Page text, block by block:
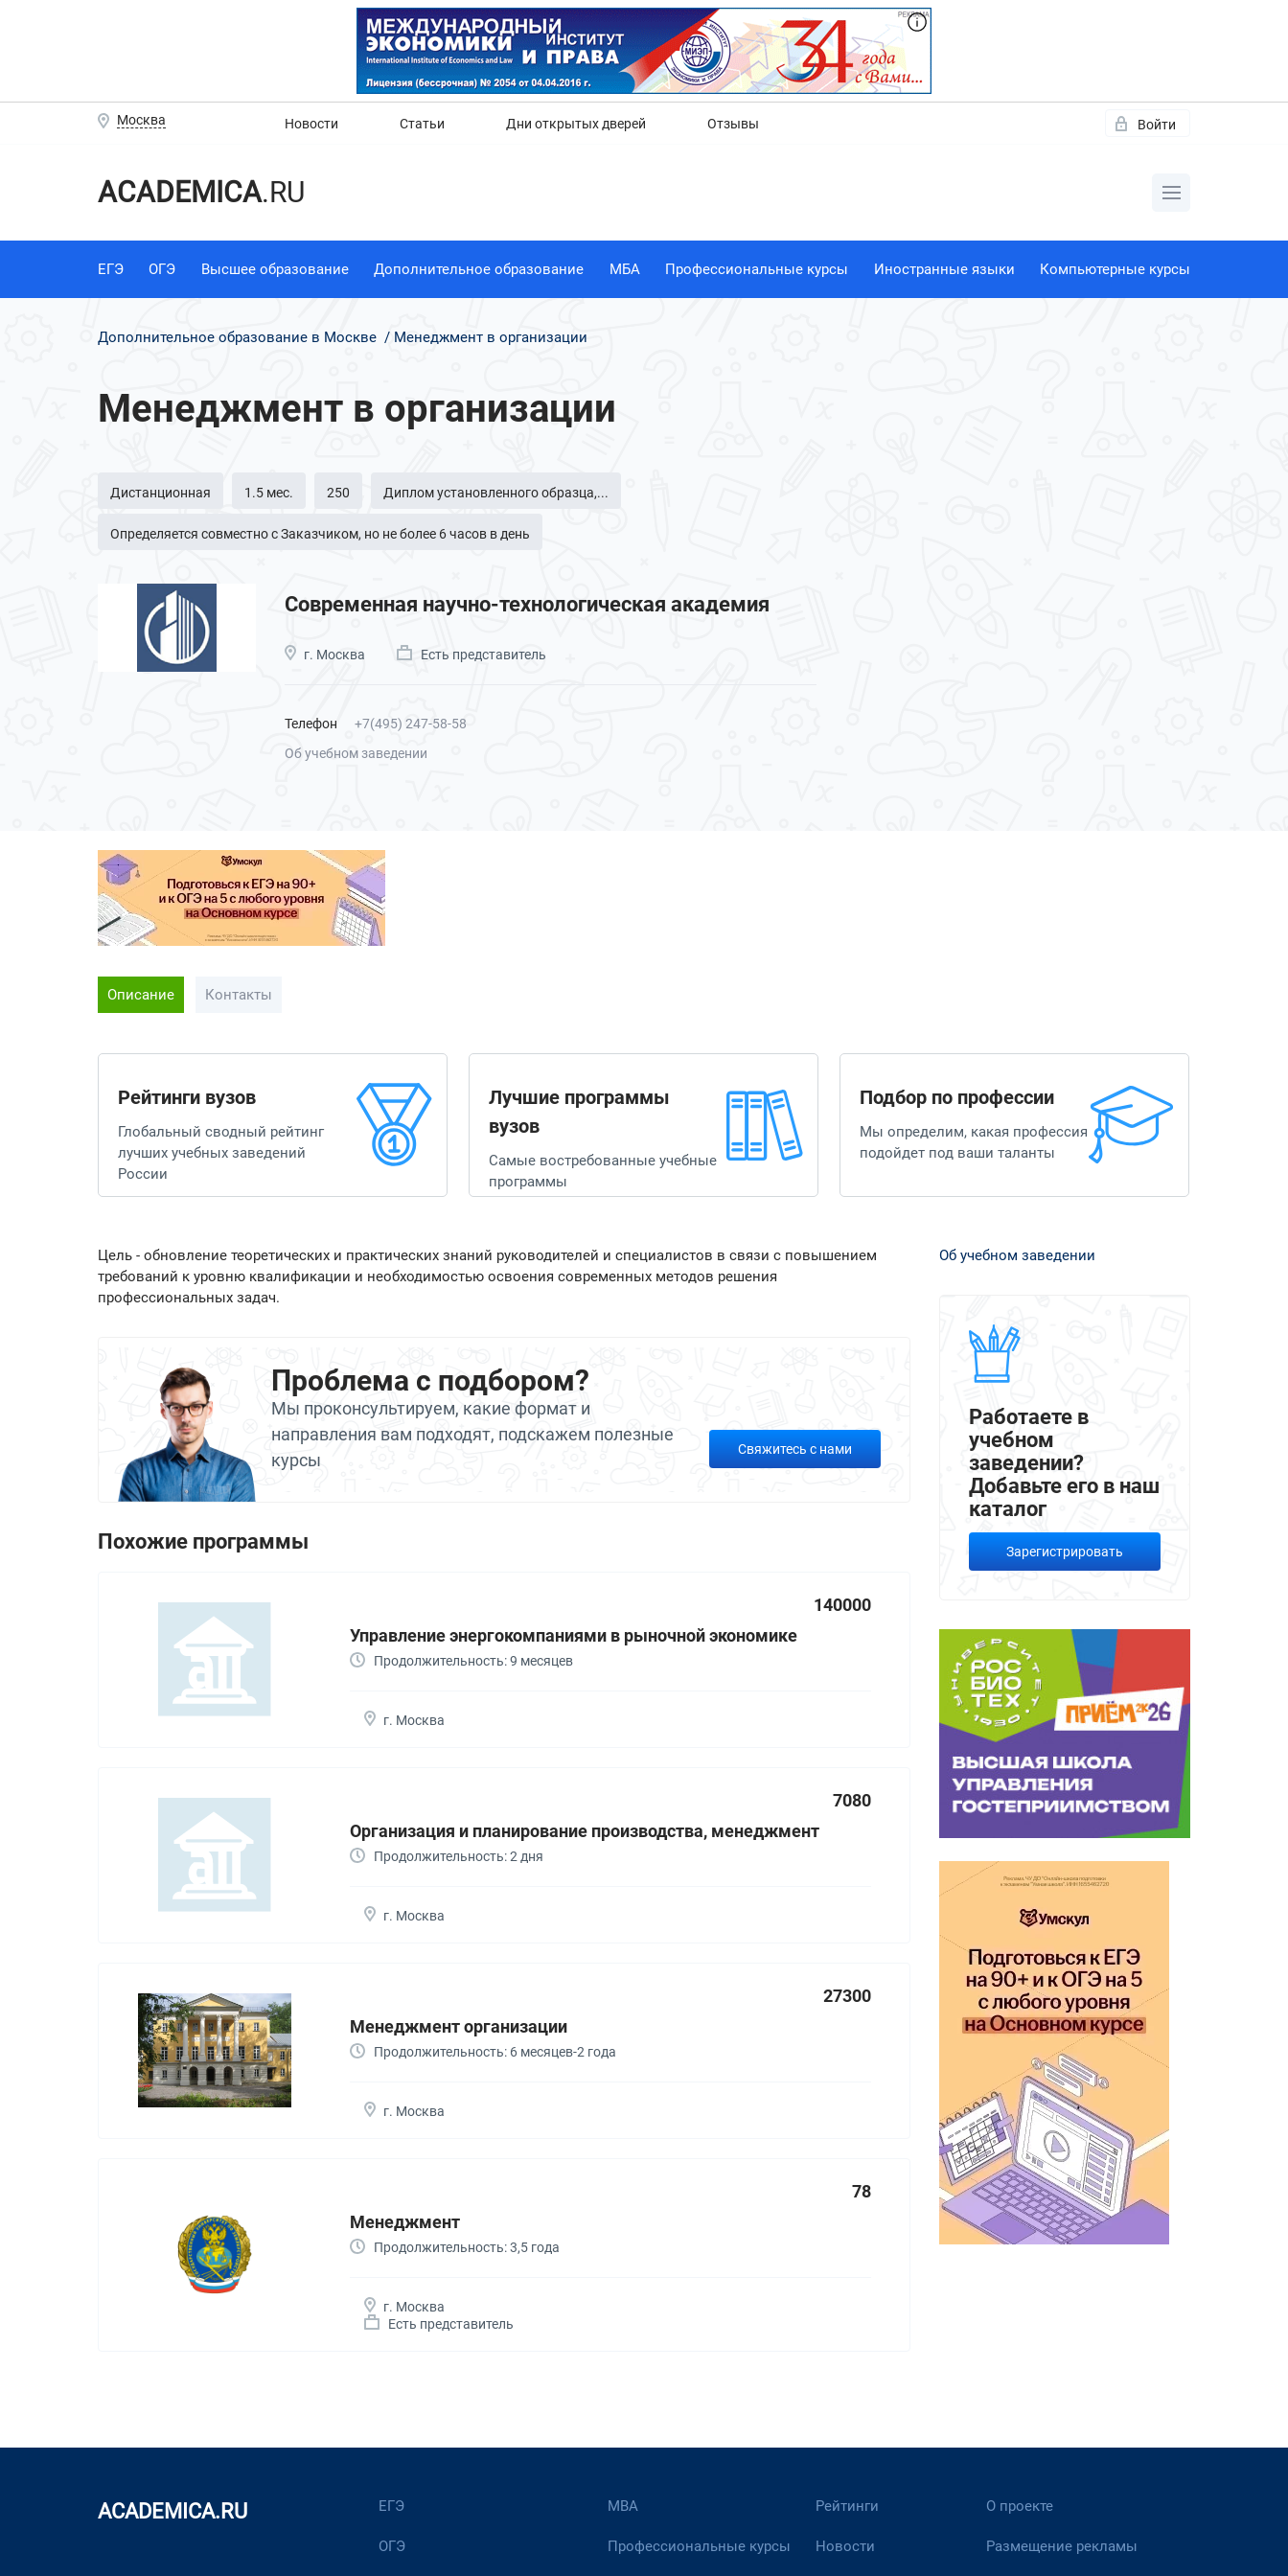
Москва Новости Статьи Дни открытых дверей Отзывы Войти
ACADEMICA.RU
ЕГЭ ОГЭ Высшее образование Дополнительное образование МБА Профессиональные курсы Иностранные языки Компьютерные курсы
Дополнительное образование в Москве Менеджмент в организации
Менеджмент в организации
Дистанционная 1.5 мес. 250 Диплом установленного образца,...
Определяется совместно с Заказчиком, но не более 6 часов в день
Современная научно-технологическая академия
г. Москва Есть представитель
Телефон
+7(495) 247-58-58
Об учебном заведении
Описание Контакты
Рейтинги вузов
Глобальный сводный рейтинг
лучших учебных заведений
России
Лучшие программы
вузов
Самые востребованные учебные
программы
Подбор по профессии
Мы определим, какая профессия
подойдет под ваши таланты
Цель - обновление теоретических и практических знаний руководителей и специалистов в связи с повышением
требований к уровню квалификации и необходимостью освоения современных методов решения
профессиональных задач.
Проблема с подбором?
Мы проконсультируем, какие формат и
направления вам подходят, подскажем полезные
курсы
Свяжитесь с нами
Похожие программы
140000
Управление энергокомпаниями в рыночной экономике
Продолжительность: 9 месяцев
г. Москва
7080
Организация и планирование производства, менеджмент
Продолжительность: 2 дня
г. Москва
27300
Менеджмент организации
Продолжительность: 6 месяцев-2 года
г. Москва
78
Менеджмент
Продолжительность: 3,5 года
г. Москва
Есть представитель
Об учебном заведении
Работаете в
учебном
заведении?
Добавьте его в наш
каталог
Зарегистрировать
ACADEMICA.RU ЕГЭ
ОГЭ
МВА
Профессиональные курсы
Рейтинги
Новости
О проекте
Размещение рекламы
Нет